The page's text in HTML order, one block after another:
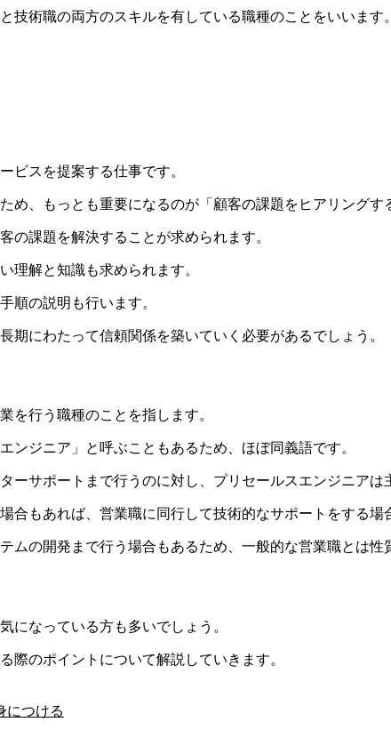
技術職の両方のスキルを有している職種のこと ​​をいいます。​
ビスを提案する仕事です。​
、もっとも重要になるのが「顧客の課題をヒアリングす
の課題を解決することが求められます​​。
理解と知識も求められます。​
順の説明も行います。​
にわたって信頼関係を築いていく必要があるでしょう。​
を行う職種のことを指します。​
ンジニア」と呼ぶこともあるため、ほぼ同義語​​です。​
ーサポートまで行うのに対し、​​ プリセールスエンジニアは
もあれば、営業職に同行して技術的なサポートをする場
ムの開発まで行う場合もあるため、一般的な営業職とは性
になっている方も多いでしょう。​
際のポイントについて解説​​していきます。​
につける